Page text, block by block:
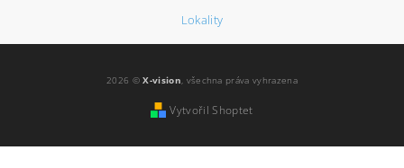
Lokality
2026 ©X-vision, všechna práva vyhrazena
Vytvořil Shoptet